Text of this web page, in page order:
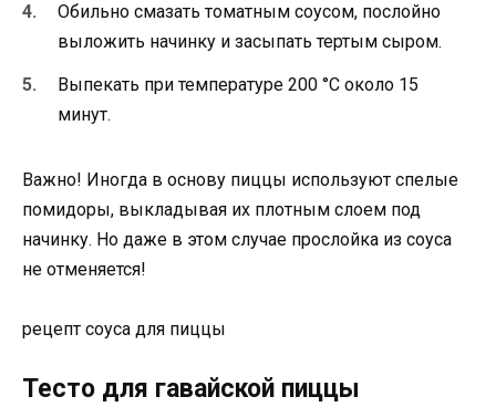
Обильно смазать томатным соусом, послойно
выложить начинку и засыпать тертым сыром.
Выпекать при температуре 200 °C около 15
минут.
Важно! Иногда в основу пиццы используют спелые
помидоры, выкладывая их плотным слоем под
начинку. Но даже в этом случае прослойка из соуса
не отменяется!
рецепт соуса для пиццы
Тесто для гавайской пиццы